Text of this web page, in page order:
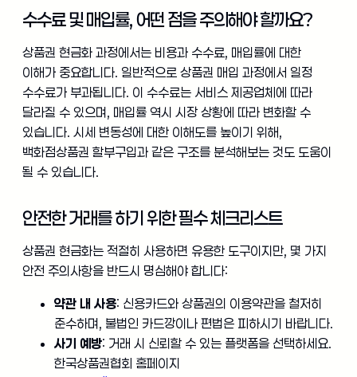
수수료 및 매입률, 어떤 점을 주의해야 할까요?
상품권 현금화 과정에서는 비용과 수수료, 매입률에 대한
이해가 중요합니다. 일반적으로 상품권 매입 과정에서 일정
수수료가 부과됩니다. 이 수수료는 서비스 제공업체에 따라
달라질 수 있으며, 매입률 역시 시장 상황에 따라 변화할 수
있습니다. 시세 변동성에 대한 이해도를 높이기 위해,
백화점상품권 할부구입과 같은 구조를 분석해보는 것도 도움이
될 수 있습니다.
안전한 거래를 하기 위한 필수 체크리스트
상품권 현금화는 적절히 사용하면 유용한 도구이지만, 몇 가지
안전 주의사항을 반드시 명심해야 합니다:
약관 내 사용: 신용카드와 상품권의 이용약관을 철저히
준수하며, 불법인 카드깡이나 편법은 피하시기 바랍니다.
사기 예방: 거래 시 신뢰할 수 있는 플랫폼을 선택하세요.
한국상품권협회 홈페이지